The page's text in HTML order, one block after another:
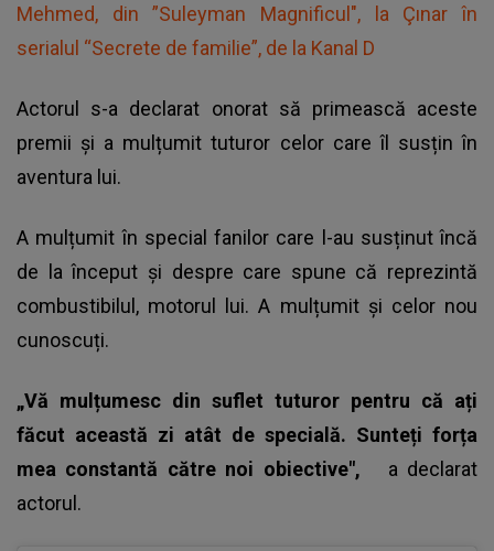
Mehmed, din ”Suleyman Magnificul", la Çınar în
serialul “Secrete de familie”, de la Kanal D
Actorul s-a declarat onorat să primească aceste
premii și a mulțumit tuturor celor care îl susțin în
aventura lui.
A mulțumit în special fanilor care l-au susținut încă
de la început și despre care spune că reprezintă
combustibilul, motorul lui. A mulțumit și celor nou
cunoscuți.
„Vă mulțumesc din suflet tuturor pentru că ați
făcut această zi atât de specială. Sunteți forța
mea constantă către noi obiective", a declarat
actorul.